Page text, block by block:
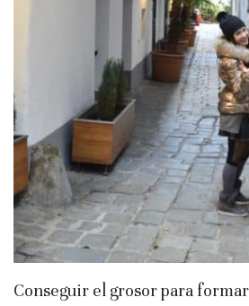
Conseguir el grosor para